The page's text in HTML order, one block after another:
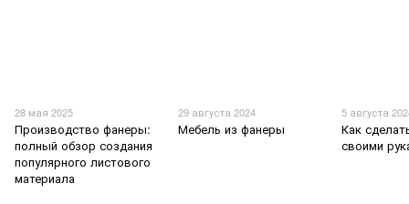
28 мая 2025
Производство фанеры:
полный обзор создания
популярного листового
материала
29 августа 2024
Мебель из фанеры
5 августа
Как
своими